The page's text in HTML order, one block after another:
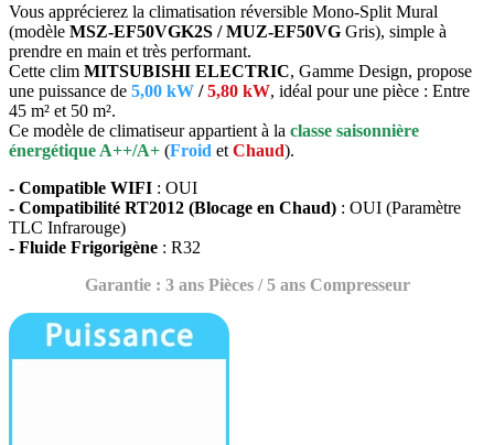
Vous apprécierez la climatisation réversible Mono-Split Mural
(modèle MSZ-EF50VGK2S / MUZ-EF50VG Gris), simple à
prendre en main et très performant.
Cette clim MITSUBISHI ELECTRIC, Gamme Design, propose
une puissance de 5,00 kW /5,80 kW, idéal pour une pièce : Entre
45 m² et 50 m².
Ce modèle de climatiseur appartient à la classe saisonnière
énergétique A++/A+ (Froid et Chaud).
- Compatible WIFI : OUI
- Compatibilité RT2012 (Blocage en Chaud) : OUI (Paramètre
TLC Infrarouge)
- Fluide Frigorigène : R32
Garantie : 3 ans Pièces / 5 ans Compresseur